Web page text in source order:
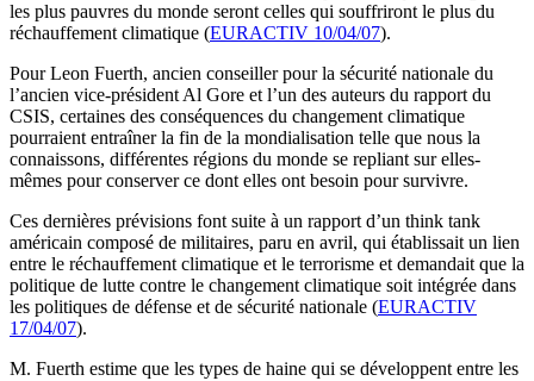
les plus pauvres du monde seront celles qui souffriront le plus du
réchauffement climatique (EURACTIV 10/04/07).
Pour Leon Fuerth, ancien conseiller pour la sécurité nationale du
l’ancien vice-président Al Gore et l’un des auteurs du rapport du
CSIS, certaines des conséquences du changement climatique
pourraient entraîner la fin de la mondialisation telle que nous la
connaissons, différentes régions du monde se repliant sur elles-
mêmes pour conserver ce dont elles ont besoin pour survivre.
Ces dernières prévisions font suite à un rapport d’un think tank
américain composé de militaires, paru en avril, qui établissait un lien
entre le réchauffement climatique et le terrorisme et demandait que la
politique de lutte contre le changement climatique soit intégrée dans
les politiques de défense et de sécurité nationale (EURACTIV
17/04/07).
M. Fuerth estime que les types de haine qui se développent entre les